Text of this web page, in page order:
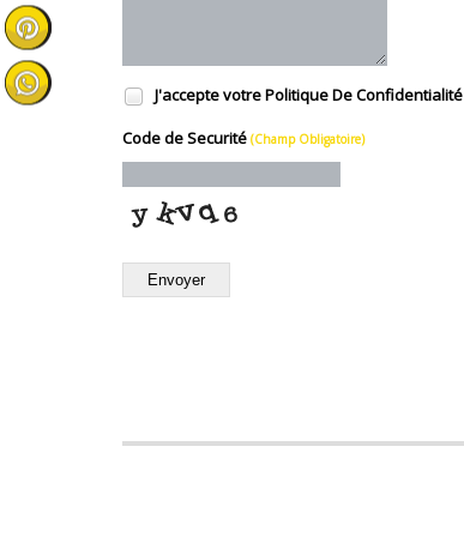
J'accepte votrePolitique De Confidentialité
Code de Securité (Champ Obligatoire)
Envoyer